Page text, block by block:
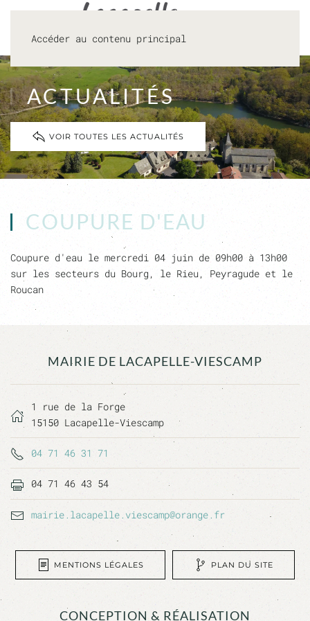
Accéder au contenu principal
ACTUALITÉS
VOIR TOUTES LES ACTUALITÉS
COUPURE D'EAU
Coupure d'eau le mercredi 04 juin de 09h00 à 13h00
sur les secteurs du Bourg, le Rieu, Peyragude et le
Roucan
MAIRIE DE LACAPELLE-VIESCAMP
1 rue de la Forge
15150 Lacapelle-Viescamp
04 71 46 31 71
04 71 46 43 54
mairie.lacapelle.viescamp@orange.fr
MENTIONS LÉGALES PLAN DU SITE
CONCEPTION & RÉALISATION